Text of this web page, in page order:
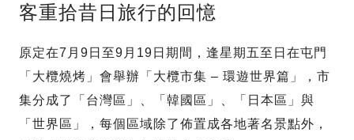
客重拾昔日旅行的回憶
原定在7月9日至9月19日期間，逢星期五至日在屯門
「大欖燒烤」會舉辦「大欖市集 – 環遊世界篇」，市
集分成了「台灣區」、「韓國區」、「日本區」與
「世界區」，每個區域除了佈置成各地著名景點外，